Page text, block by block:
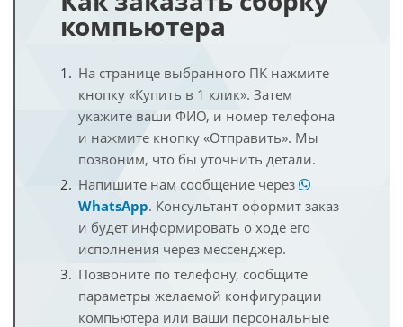
компьютера
На странице выбранного ПК нажмите
кнопку «Купить в 1 клик». Затем
укажите ваши ФИО, и номер телефона
и нажмите кнопку «Отправить». Мы
позвоним, что бы уточнить детали.
Напишите нам сообщение через
WhatsApp. Консультант оформит заказ
и будет информировать о ходе его
исполнения через мессенджер.
Позвоните по телефону, сообщите
параметры желаемой конфигурации
компьютера или ваши персональные